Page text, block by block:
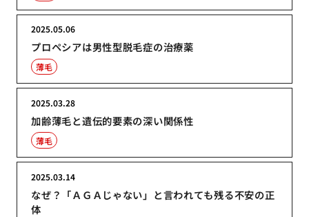
プロペシアは男性型脱毛症の治療薬
2025.05.06
薄毛
加齢薄毛と遺伝的要素の深い関係性
2025.03.28
薄毛
なぜ？「ＡＧＡじゃない」と言われても残る不安の正
体
2025.03.14